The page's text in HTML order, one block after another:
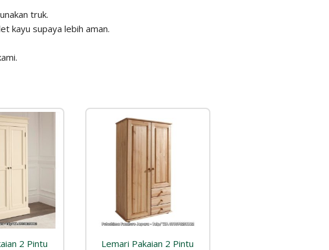
truk.
kayu supaya lebih aman.
2 Pintu
Lemari Pakaian 2 Pintu